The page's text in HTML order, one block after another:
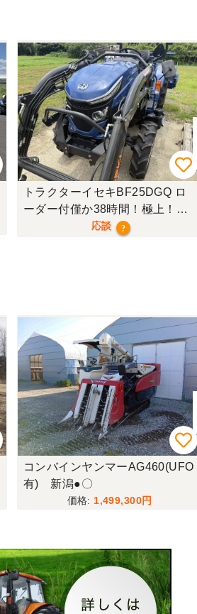
トラクターイセキBF25DGQ ロ
ーダー付僅か38時間！極上！現
応談 ?
コンバインヤンマーAG460(UFO
有) 新潟●〇
1,499,300